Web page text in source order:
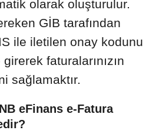
olarak oluşturulur.
GİB tarafından
ile iletilen onay kodunu
faturalarınızın
sağlamaktır.
eFinans e-Fatura